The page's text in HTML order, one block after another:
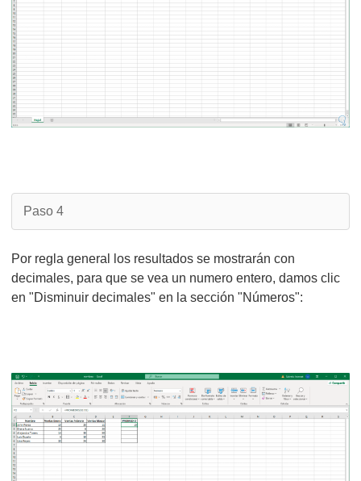
Paso 4
Por regla general los resultados se mostrarán con
decimales, para que se vea un numero entero, damos clic
en "Disminuir decimales" en la sección "Números":